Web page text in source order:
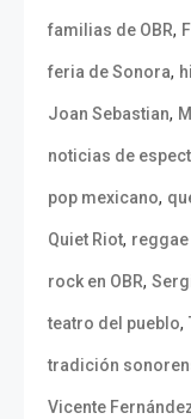
familias de OBR,
feria de Sonora,
Joan Sebastian,
noticias de
pop mexicano,
Quiet Riot, reggae
rock en OBR,
teatro del pueblo,
tradición
Vicente